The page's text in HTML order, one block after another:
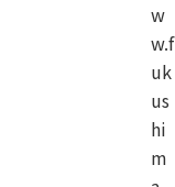
w
w.f
uk
us
hi
m